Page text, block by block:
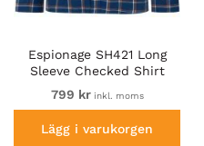
Espionage SH421 Long
Sleeve Checked Shirt
Blue/Orange
799 krinkl. moms
Lägg i varukorgen